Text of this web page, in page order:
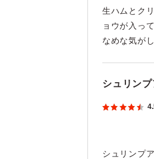
生ハムとク
ョウが入っ
なめな気が
シュリン
シュリンプ